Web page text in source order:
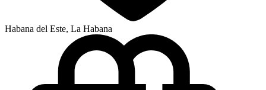
Habana del Este, La Habana